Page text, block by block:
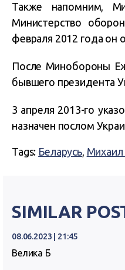
Также напомним,
Министерство
февраля 2012 года он
После Минобороны
бывшего президента
3 апреля 2013-го
назначен послом
Tags: Беларусь,
SIMILAR
08.06.2023 | 21:45
Велика Б